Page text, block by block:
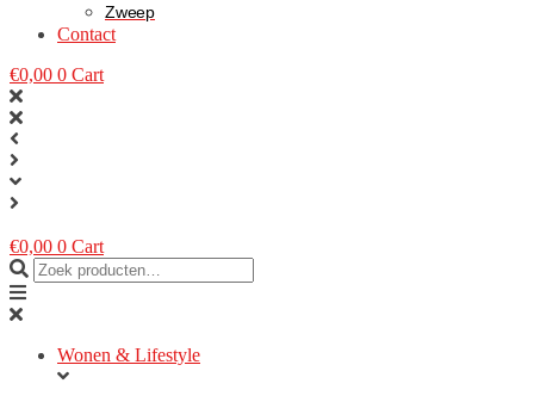
Zweep
Contact
€0,00 0 Cart
€0,00 0 Cart
Wonen & Lifestyle